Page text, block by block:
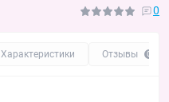
0
Характеристики Отзывы 0